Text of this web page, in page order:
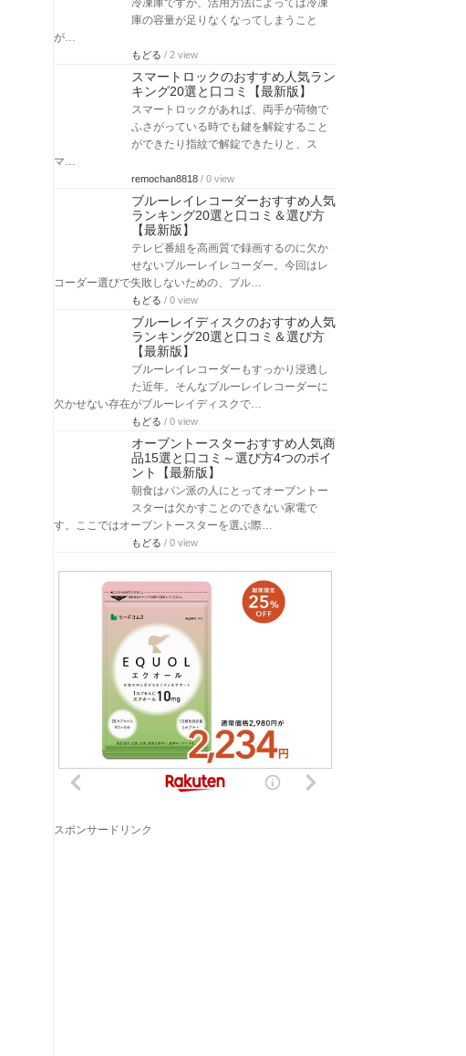
冷凍庫ですが、活用方法によっては冷凍
庫の容量が足りなくなってしまうこと
が…
もどる / 2 view
スマートロックのおすすめ人気ラン
キング20選と口コミ【最新版】
スマートロックがあれば、両手が荷物で
ふさがっている時でも鍵を解錠すること
ができたり指紋で解錠できたりと、ス
マ…
remochan8818 / 0 view
ブルーレイレコーダーおすすめ人気
ランキング20選と口コミ＆選び方
【最新版】
テレビ番組を高画質で録画するのに欠か
せないブルーレイレコーダー。今回はレ
コーダー選びで失敗しないための、ブル…
もどる / 0 view
ブルーレイディスクのおすすめ人気
ランキング20選と口コミ＆選び方
【最新版】
ブルーレイレコーダーもすっかり浸透し
た近年。そんなブルーレイレコーダーに
欠かせない存在がブルーレイディスクで…
もどる / 0 view
オーブントースターおすすめ人気商
品15選と口コミ～選び方4つのポイ
ント【最新版】
朝食はパン派の人にとってオーブントー
スターは欠かすことのできない家電で
す。ここではオーブントースターを選ぶ際…
もどる / 0 view
スポンサードリンク